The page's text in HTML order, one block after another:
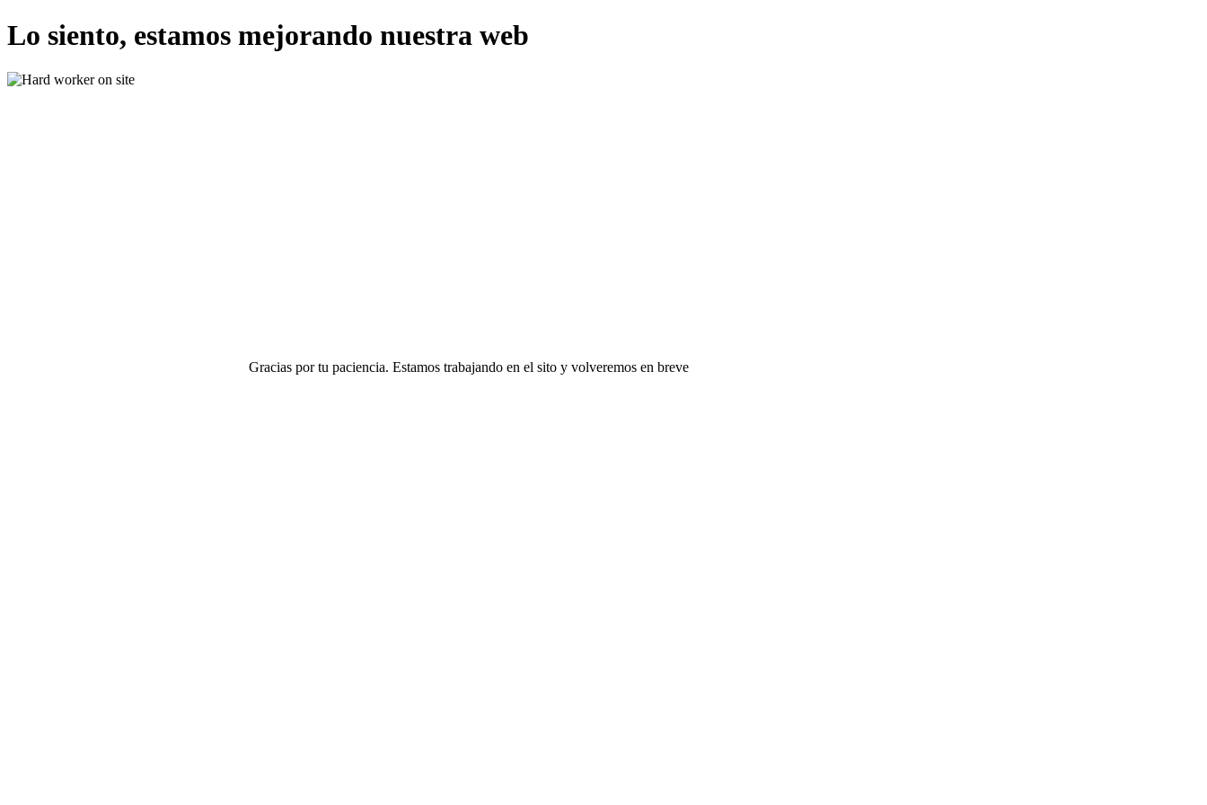
Lo siento, estamos mejorando nuestra web
Gracias por tu paciencia. Estamos trabajando en el sito y volveremos en breve